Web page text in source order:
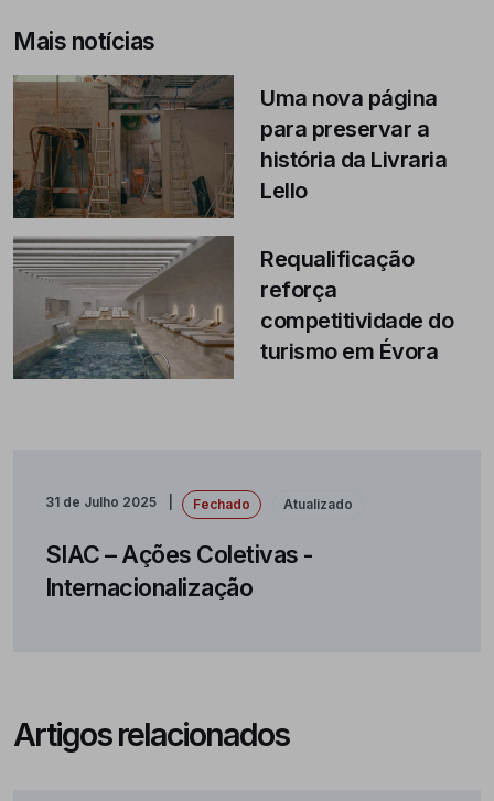
Mais notícias
Uma nova página
para preservar a
história da Livraria
Lello
Requalificação
reforça
competitividade do
turismo em Évora
31 de Julho 2025 Fechado Atualizado
SIAC – Ações Coletivas -
Internacionalização
Artigos relacionados